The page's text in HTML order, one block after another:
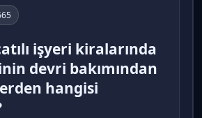
işyeri kiralarında
devri bakımından
hangisi